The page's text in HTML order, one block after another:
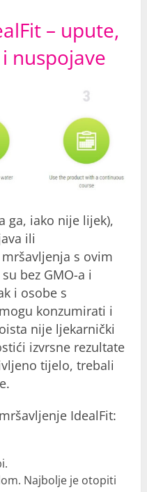
– upute,
nuspojave
ga, iako nije lijek),
ili
s ovim
bez GMO-a i
i osobe s
konzumirati i
nije ljekarnički
izvrsne rezultate
tijelo, trebali
IdealFit:
Najbolje je otopiti